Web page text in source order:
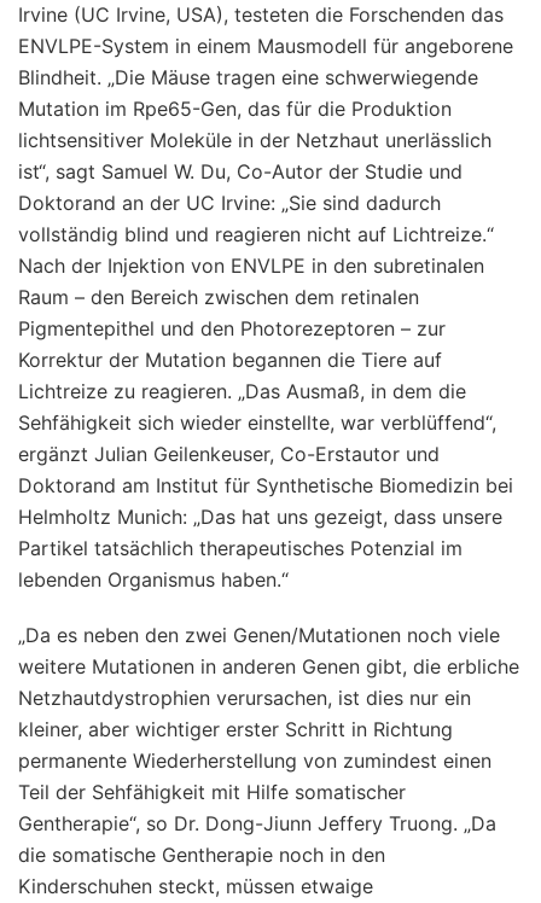
Irvine (UC Irvine, USA), testeten die Forschenden das
ENVLPE-System in einem Mausmodell für angeborene
Blindheit. „Die Mäuse tragen eine schwerwiegende
Mutation im Rpe65-Gen, das für die Produktion
lichtsensitiver Moleküle in der Netzhaut unerlässlich
ist“, sagt Samuel W. Du, Co-Autor der Studie und
Doktorand an der UC Irvine: „Sie sind dadurch
vollständig blind und reagieren nicht auf Lichtreize.“
Nach der Injektion von ENVLPE in den subretinalen
Raum – den Bereich zwischen dem retinalen
Pigmentepithel und den Photorezeptoren – zur
Korrektur der Mutation begannen die Tiere auf
Lichtreize zu reagieren. „Das Ausmaß, in dem die
Sehfähigkeit sich wieder einstellte, war verblüffend“,
ergänzt Julian Geilenkeuser, Co-Erstautor und
Doktorand am Institut für Synthetische Biomedizin bei
Helmholtz Munich: „Das hat uns gezeigt, dass unsere
Partikel tatsächlich therapeutisches Potenzial im
lebenden Organismus haben.“
„Da es neben den zwei Genen/Mutationen noch viele
weitere Mutationen in anderen Genen gibt, die erbliche
Netzhautdystrophien verursachen, ist dies nur ein
kleiner, aber wichtiger erster Schritt in Richtung
permanente Wiederherstellung von zumindest einen
Teil der Sehfähigkeit mit Hilfe somatischer
Gentherapie“, so Dr. Dong-Jiunn Jeffery Truong. „Da
die somatische Gentherapie noch in den
Kinderschuhen steckt, müssen etwaige